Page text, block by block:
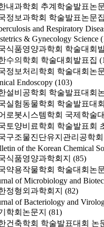
내과학회 추계학술발표논
정보과학회 학술발표논문집
and Respiratory
& Gynecology Science
식품영양과학회 학술대회
수의학회 학술대회발표집
정보처리학회 학술대회논
Endoscopy (103)
설비공학회 학술발표대회
실험동물학회 학술발표대
로봇시스템학회 국제학술
토양비료학회 학술발표회
구조물진단유지관리공학
of the Korean Chemical
식품영양과학회지 (85)
약용작물학회 학술대회논
of Microbiology and
정형외과학회지 (82)
of Bacteriology and
학회논문지 (81)
건축학회 학술발표대회 논